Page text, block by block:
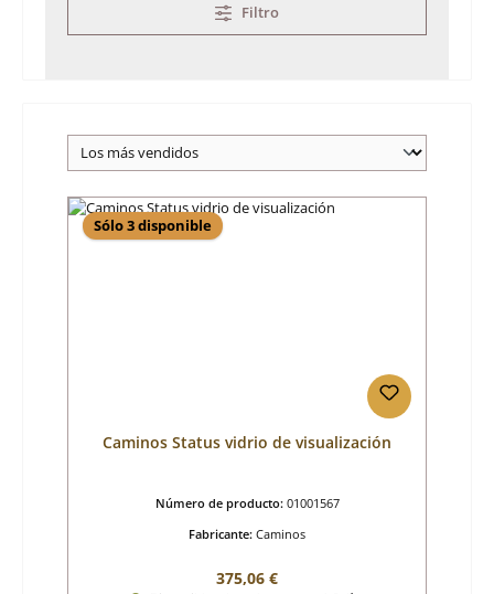
Filtro
Sólo 3 disponible
Caminos Status vidrio de visualización
Número de producto: 01001567
Fabricante: Caminos
Precio normal:
375,06 €